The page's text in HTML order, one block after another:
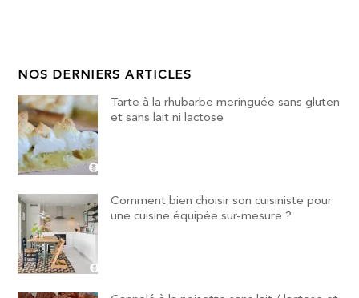
NOS DERNIERS ARTICLES
Tarte à la rhubarbe meringuée sans gluten
et sans lait ni lactose
Comment bien choisir son cuisiniste pour
une cuisine équipée sur-mesure ?